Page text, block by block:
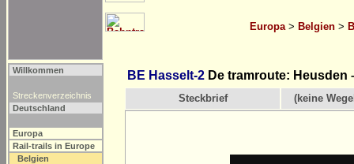
Europa > Belgien >
Willkommen
Streckenverzeichnis
Deutschland
Europa
Rail-trails in Europe
Belgien
BE Hasselt-2 De tramroute: Heusden
Steckbrief (keine